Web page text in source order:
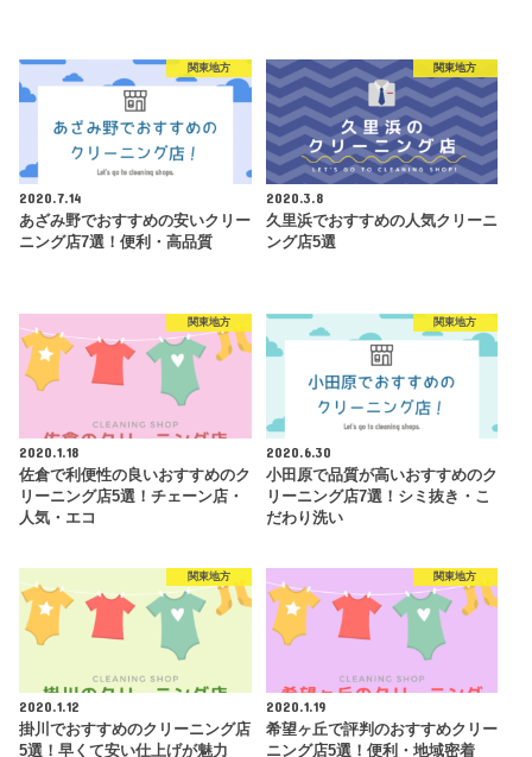
関東地方
2020.7.14
あざみ野でおすすめの安いクリー
ニング店7選！便利・高品質
関東地方
2020.3.8
久里浜でおすすめの人気クリーニ
ング店5選
関東地方
2020.1.18
佐倉で利便性の良いおすすめのク
リーニング店5選！チェーン店・
人気・エコ
関東地方
2020.6.30
小田原で品質が高いおすすめのク
リーニング店7選！シミ抜き・こ
だわり洗い
関東地方
2020.1.12
掛川でおすすめのクリーニング店
5選！早くて安い仕上げが魅力
関東地方
2020.1.19
希望ヶ丘で評判のおすすめクリー
ニング店5選！便利・地域密着